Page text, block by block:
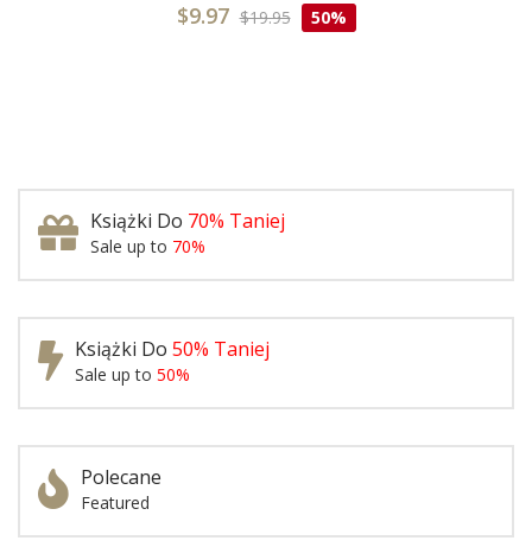
$9.97 $19.95 50%
Książki Do 70% Taniej
Sale up to 70%
Książki Do 50% Taniej
Sale up to 50%
Polecane
Featured